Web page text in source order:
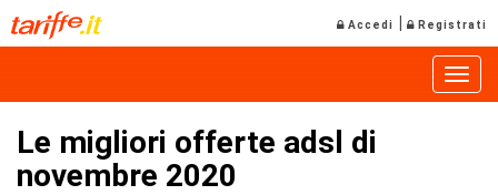
Accedi | Registrati
Le migliori offerte adsl di
novembre 2020